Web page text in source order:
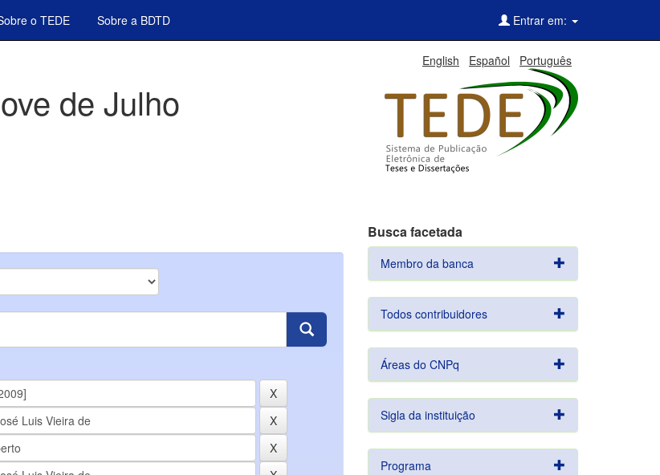
o TEDE Sobre a BDTD Entrar em:
English Español Português
de Julho
Busca facetada
Membro da banca
Todos contribuidores
Áreas do CNPq
Sigla da instituição
Programa